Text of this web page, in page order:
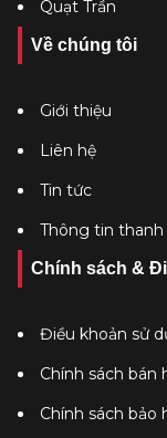
Quạt Trần
Về chúng tôi
Giới thiệu
Liên hệ
Tin tức
Thông tin thanh
Chính sách &
Điều khoản sử
Chính sách bán
Chính sách bảo